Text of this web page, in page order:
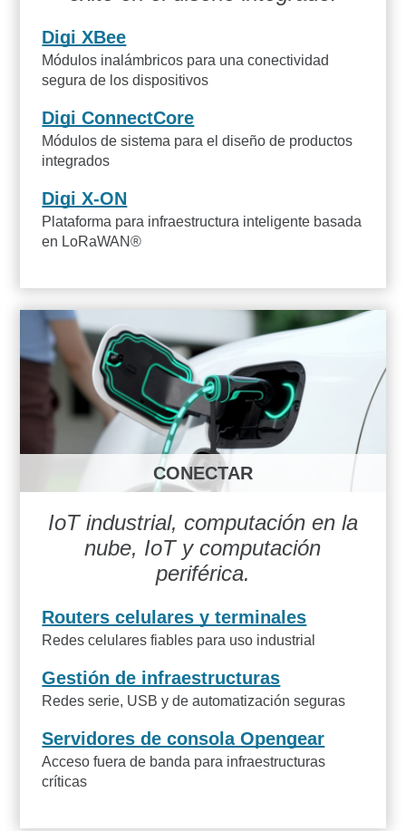
Digi XBee
Módulos inalámbricos para una conectividad
segura de los dispositivos
Digi ConnectCore
Módulos de sistema para el diseño de productos
integrados
Digi X-ON
Plataforma para infraestructura inteligente basada
en LoRaWAN®
CONECTAR
IoT industrial, computación en la
nube, IoT y computación
periférica.
Routers celulares y terminales
Redes celulares fiables para uso industrial
Gestión de infraestructuras
Redes serie, USB y de automatización seguras
Servidores de consola Opengear
Acceso fuera de banda para infraestructuras
críticas